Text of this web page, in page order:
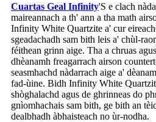
Cuartas Geal Infinity'S e clach
maireannach a th' ann a tha math
Infinity White Quartzite a' cur
sgeadachadh sam bith leis a' chùl-
féithean grinn aige. Tha a chruas
dhèanamh freagarrach airson
seasmhachd nàdarrach aige a'
fad-ùine. Bidh Infinity White
shòghalachd agus de ghrinneas do
gnìomhachais sam bith, ge bith an
dealbhadh àbhaisteach no ùr-nodha.